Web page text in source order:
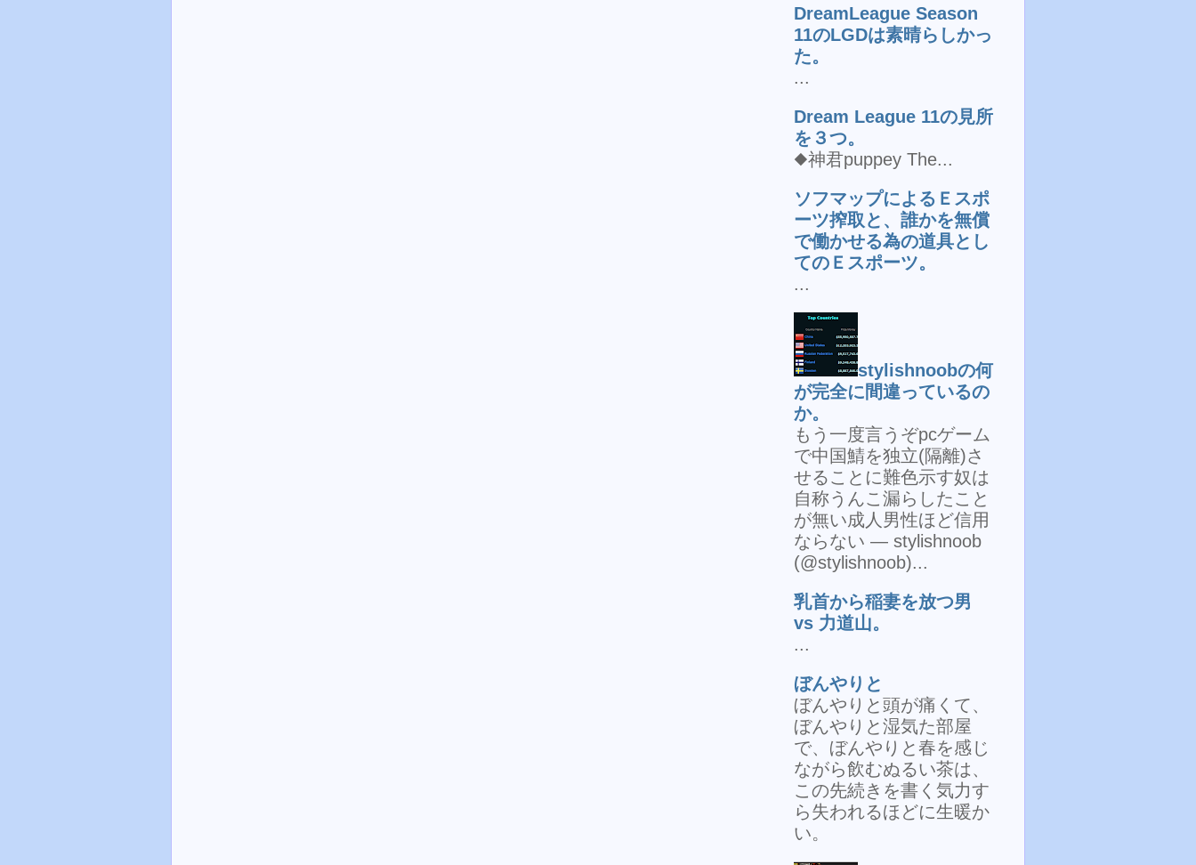
DreamLeague Season
11のLGDは素晴らしかっ
た。
...
Dream League 11の見所
を３つ。
◆神君puppey The...
ソフマップによるＥスポ
ーツ搾取と、誰かを無償
で働かせる為の道具とし
てのＥスポーツ。
...
stylishnoobの何
が完全に間違っているの
か。
もう一度言うぞpcゲーム
で中国鯖を独立(隔離)さ
せることに難色示す奴は
自称うんこ漏らしたこと
が無い成人男性ほど信用
ならない — stylishnoob
(@stylishnoob)...
乳首から稲妻を放つ男
vs 力道山。
...
ぼんやりと
ぼんやりと頭が痛くて、
ぼんやりと湿気た部屋
で、ぼんやりと春を感じ
ながら飲むぬるい茶は、
この先続きを書く気力す
ら失われるほどに生暖か
い。